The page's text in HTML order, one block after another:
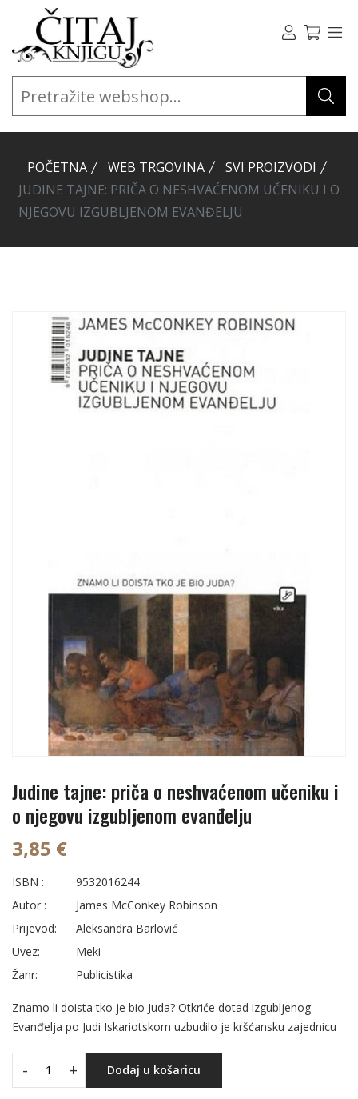
POČETNA WEB TRGOVINA
SVI PROIZVODI
JUDINE TAJNE: PRIČA O NESHVAĆENOM UČENIKU I O
NJEGOVU IZGUBLJENOM EVANĐELJU
Judine tajne: priča o neshvaćenom učeniku i
o njegovu izgubljenom evanđelju
3,85 €
ISBN :
9532016244
Autor :
James McConkey Robinson
Prijevod:
Aleksandra Barlović
Uvez:
Meki
Žanr:
Publicistika
Znamo li doista tko je bio Juda? Otkriće dotad izgubljenog
Evanđelja po Judi Iskariotskom uzbudilo je kršćansku zajednicu
- + Dodaj u košaricu